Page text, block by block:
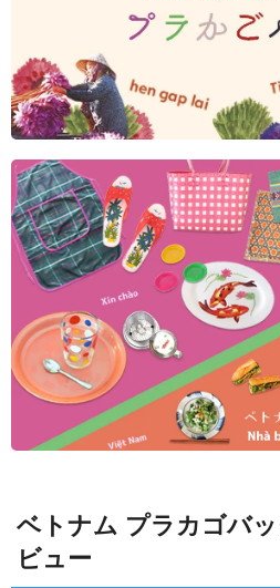
ベトナム プラカゴバ
ビュー